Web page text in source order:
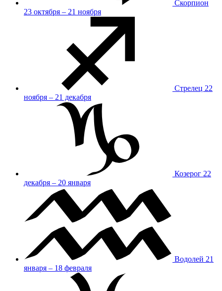
Скорпион
23 октября – 21 ноября
Стрелец 22
ноября – 21 декабря
Козерог 22
декабря – 20 января
Водолей 21
января – 18 февраля